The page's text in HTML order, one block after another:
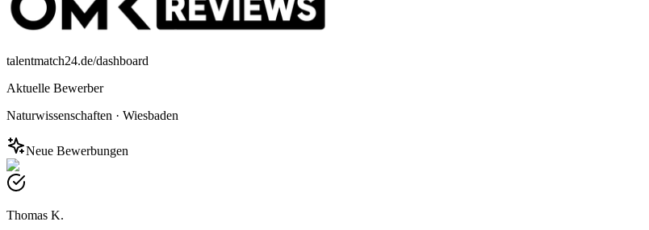
talentmatch24.de/dashboard
Aktuelle Bewerber
Naturwissenschaften · Wiesbaden
Neue Bewerbungen
Thomas K.